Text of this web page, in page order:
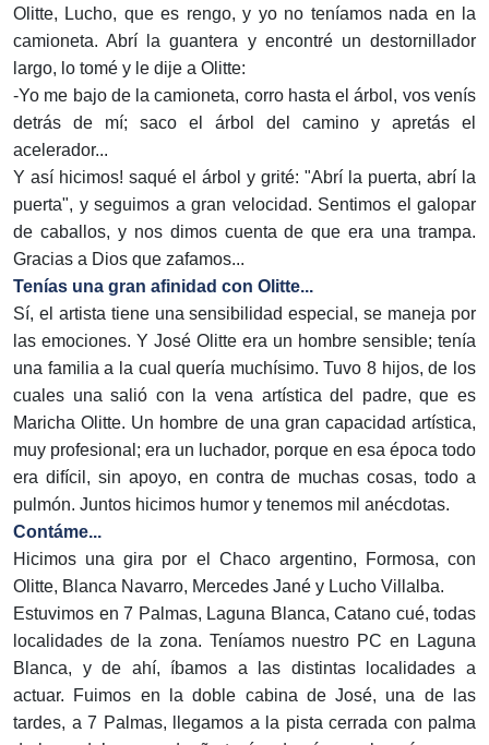
Olitte, Lucho, que es rengo, y yo no teníamos nada en la
camioneta. Abrí la guantera y encontré un destornillador
largo, lo tomé y le dije a Olitte:
-Yo me bajo de la camioneta, corro hasta el árbol, vos venís
detrás de mí; saco el árbol del camino y apretás el
acelerador...
Y así hicimos! saqué el árbol y grité: "Abrí la puerta, abrí la
puerta", y seguimos a gran velocidad. Sentimos el galopar
de caballos, y nos dimos cuenta de que era una trampa.
Gracias a Dios que zafamos...
Tenías una gran afinidad con Olitte...
Sí, el artista tiene una sensibilidad especial, se maneja por
las emociones. Y José Olitte era un hombre sensible; tenía
una familia a la cual quería muchísimo. Tuvo 8 hijos, de los
cuales una salió con la vena artística del padre, que es
Maricha Olitte. Un hombre de una gran capacidad artística,
muy profesional; era un luchador, porque en esa época todo
era difícil, sin apoyo, en contra de muchas cosas, todo a
pulmón. Juntos hicimos humor y tenemos mil anécdotas.
Contáme...
Hicimos una gira por el Chaco argentino, Formosa, con
Olitte, Blanca Navarro, Mercedes Jané y Lucho Villalba.
Estuvimos en 7 Palmas, Laguna Blanca, Catano cué, todas
localidades de la zona. Teníamos nuestro PC en Laguna
Blanca, y de ahí, íbamos a las distintas localidades a
actuar. Fuimos en la doble cabina de José, una de las
tardes, a 7 Palmas, llegamos a la pista cerrada con palma